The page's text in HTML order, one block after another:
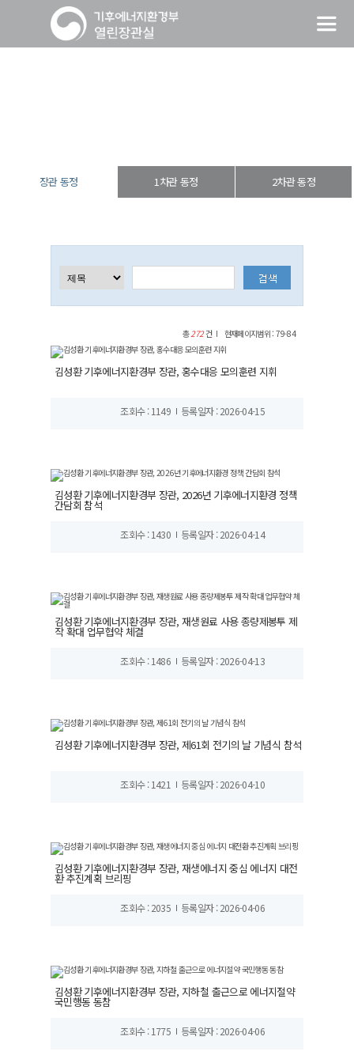
장관 동정 1차관 동정 2차관 동정
총272건 현재페이지범위 : 79-84
김성환 기후에너지환경부 장관, 홍수대응 모의훈련 지휘
조회수 : 1149 등록일자 : 2026-04-15
김성환 기후에너지환경부 장관, 2026년 기후에너지환경 정책
간담회 참석
조회수 : 1430 등록일자 : 2026-04-14
김성환 기후에너지환경부 장관, 재생원료 사용 종량제봉투 제
작 확대 업무협약 체결
조회수 : 1486 등록일자 : 2026-04-13
김성환 기후에너지환경부 장관, 제61회 전기의 날 기념식 참석
조회수 : 1421 등록일자 : 2026-04-10
김성환 기후에너지환경부 장관, 재생에너지 중심 에너지 대전
환 추진계획 브리핑
조회수 : 2035 등록일자 : 2026-04-06
김성환 기후에너지환경부 장관, 지하철 출근으로 에너지절약
국민행동 동참
조회수 : 1775 등록일자 : 2026-04-06